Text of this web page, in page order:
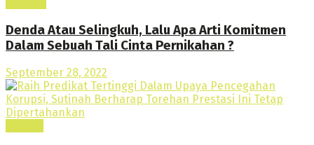
Denda Atau Selingkuh, Lalu Apa Arti Komitmen
Dalam Sebuah Tali Cinta Pernikahan ?
September 28, 2022